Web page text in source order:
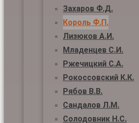
Захаров Ф.Д.
Король Ф.П.
Лизюков А.И.
Младенцев С.И.
Ржечицкий С.А.
Рокоссовский К.К.
Рябов В.В.
Сандалов Л.М.
Солодовник Н.С.